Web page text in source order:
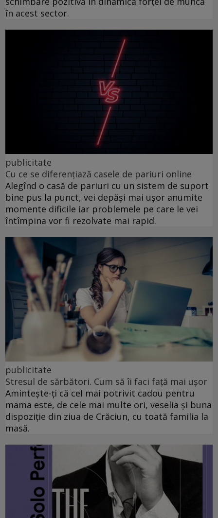
în acest sector.
publicitate
Cu ce se diferențiază casele de pariuri online
Alegînd o casă de pariuri cu un sistem de suport
bine pus la punct, vei depăși mai ușor anumite
momente dificile iar problemele pe care le vei
întîmpina vor fi rezolvate mai rapid.
publicitate
Stresul de sărbători. Cum să îi faci față mai ușor
Amintește-ți că cel mai potrivit cadou pentru
mama este, de cele mai multe ori, veselia și buna
dispoziție din ziua de Crăciun, cu toată familia la
masă.